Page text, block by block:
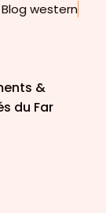
Blog western
&
du Far